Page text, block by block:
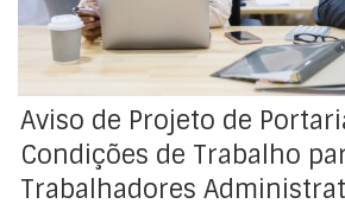
Aviso de Projeto de
Condições de Trabalho
Trabalhadores